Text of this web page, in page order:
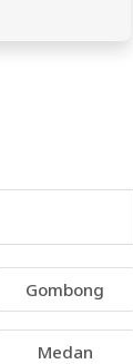
Gombong
Medan